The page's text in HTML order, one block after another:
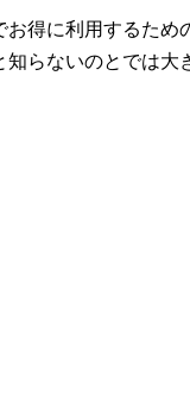
お得に利用するため
知らないのとでは大